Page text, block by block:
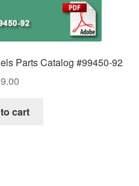
Parts Catalog #99450-92
cart